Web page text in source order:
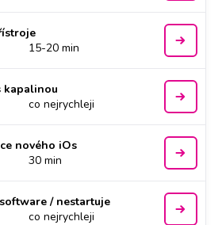
15-20 min
kapalinou
co nejrychleji
nového iOs
30 min
/ nestartuje
co nejrychleji